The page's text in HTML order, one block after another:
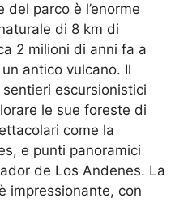
parco è l’enorme
di 8 km di
2 milioni di anni fa a
antico vulcano. Il
escursionistici
le sue foreste di
come la
e punti panoramici
de Los Andenes. La
impressionante, con